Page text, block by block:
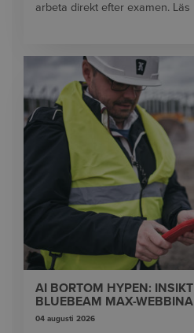
arbeta direkt efter examen. Läs
AI BORTOM HYPEN:
BLUEBEAM MAX-
04 augusti 2026